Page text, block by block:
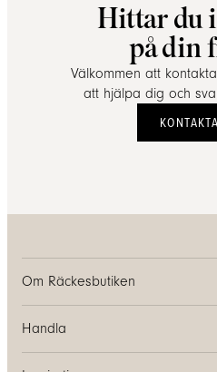
Hittar du
på din
Välkommen att
att hjälpa dig och
Om Räckesbutiken
Handla